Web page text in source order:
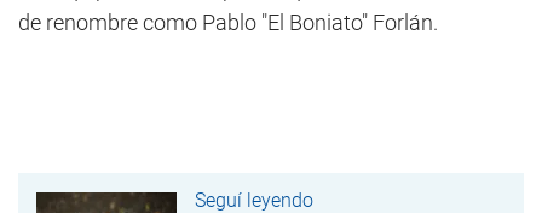
de renombre como Pablo "El Boniato" Forlán.
Seguí leyendo